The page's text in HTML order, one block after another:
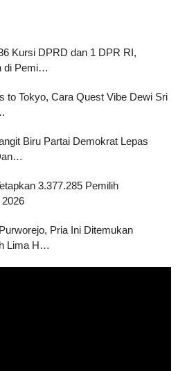
Kursi DPRD dan 1 DPR RI,
di Pemi…
to Tokyo, Cara Quest Vibe Dewi Sri
Biru Partai Demokrat Lepas
3.377.285 Pemilih
Pria Ini Ditemukan
Lima H…